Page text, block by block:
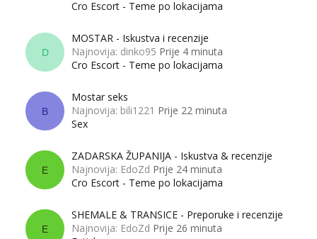
Cro Escort - Teme po lokacijama
D
MOSTAR - Iskustva i recenzije
Najnovija: dinko95 Prije 4 minuta
Cro Escort - Teme po lokacijama
B
Mostar seks
Najnovija: bili1221 Prije 22 minuta
Sex
E
ZADARSKA ŽUPANIJA - Iskustva & recenzije
Najnovija: EdoZd Prije 24 minuta
Cro Escort - Teme po lokacijama
E
SHEMALE & TRANSICE - Preporuke i recenzije
Najnovija: EdoZd Prije 26 minuta